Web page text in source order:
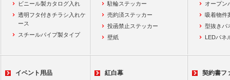
ビニール製カタログ入れ
透明フタ付きチラシ入れケ
ース
スチールパイプ製タイプ
駐輪ステッカー
売約済ステッカー
投函禁止ステッカー
壁紙
オープン
吸着物件
型抜きパ
LEDパネ
イベント用品 紅白幕 契約書フ